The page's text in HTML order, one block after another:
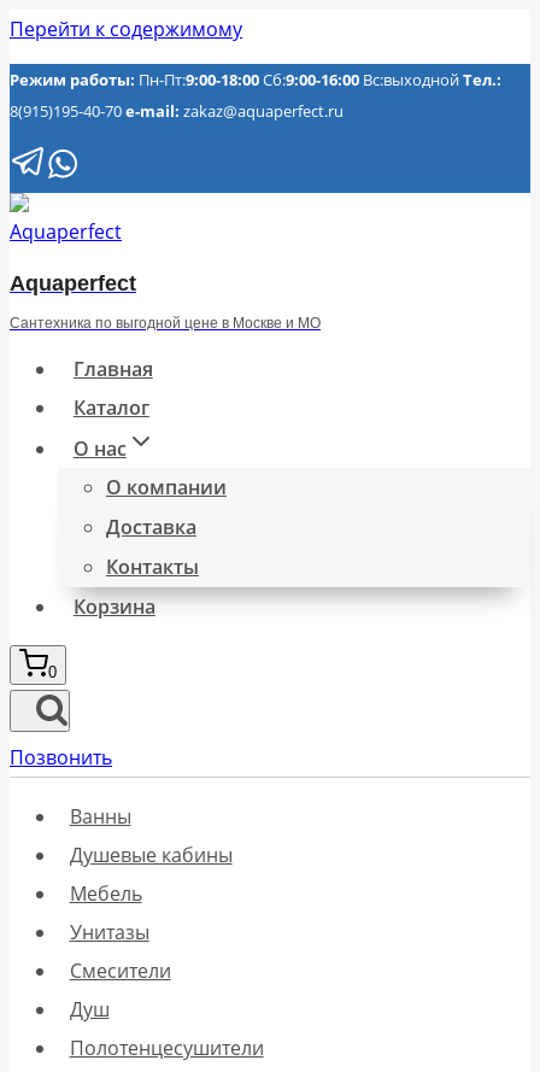
Перейти к содержимому
Режим работы: Пн-Пт:9:00-18:00Сб:9:00-16:00 Вс:выходнойТел.:
8(915)195-40-70e-mail: zakaz@aquaperfect.ru
Aquaperfect
Сантехника по выгодной цене в Москве и МО
Главная
Каталог
О нас
О компании
Доставка
Контакты
Корзина
0
Позвонить
Ванны
Душевые кабины
Мебель
Унитазы
Смесители
Душ
Полотенцесушители